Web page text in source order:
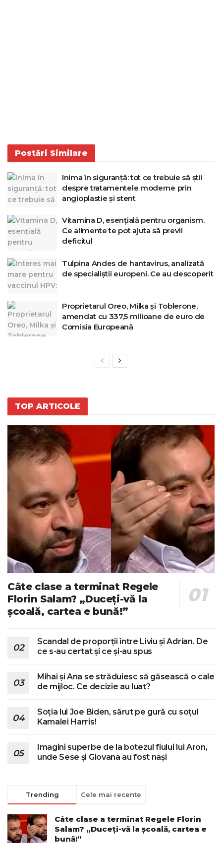
Postări Similare
Inima în siguranță: tot ce trebuie să știi
despre tratamentele moderne prin
angioplastie și stent
Vitamina D, esențială pentru organism.
Ce alimente te pot ajuta să previi
deficitul
Tulpina Andes de hantavirus, analizată
de specialiștii europeni. Ce au descoperit
Proprietarul Oreo, Milka și Toblerone,
amendat cu 337,5 milioane de euro de
Comisia Europeană
TOP ARTICOLE
Câte clase a terminat Regele
Florin Salam? „Duceți-vă la
școală, cartea e bună!”
Scandal de proporții între Liviu și Adrian. De
ce s-au certat și ce și-au spus
Mihai și Ana se străduiesc să găsească o cale
de mijloc. Ce decizie au luat?
Soția lui Joe Biden, sărut pe gură cu soțul
Kamalei Harris!
Imagini superbe de la botezul fiului lui Aron,
unde Sese și Giovana au fost nași
Trending Cele mai recente
Câte clase a terminat Regele Florin
Salam? „Duceți-vă la școală, cartea e
bună!”